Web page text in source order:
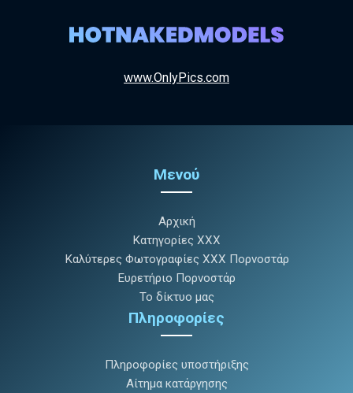
www.OnlyPics.com
Μενού
Αρχική
Κατηγορίες XXX
Καλύτερες Φωτογραφίες XXX Πορνοστάρ
Ευρετήριο Πορνοστάρ
Το δίκτυο μας
Πληροφορίες
Πληροφορίες υποστήριξης
Αίτημα κατάργησης